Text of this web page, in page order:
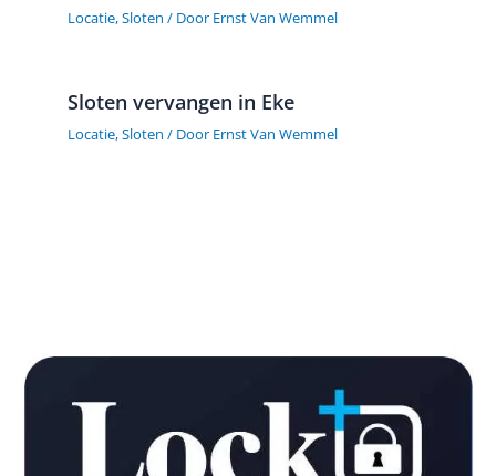
Locatie,Sloten / Door Ernst Van Wemmel
Sloten vervangen in Eke
Locatie,Sloten / Door Ernst Van Wemmel